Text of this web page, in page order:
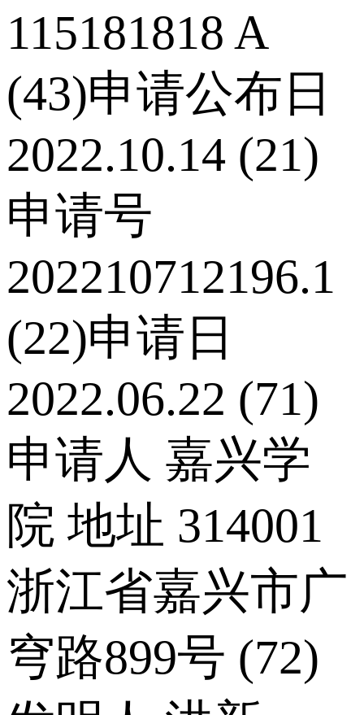
115181818 A
(43)申请公布日
2022.10.14 (21)
申请号
202210712196.1
(22)申请日
2022.06.22 (71)
申请人 嘉兴学
院 地址 314001
浙江省嘉兴市广
穹路899号 (72)